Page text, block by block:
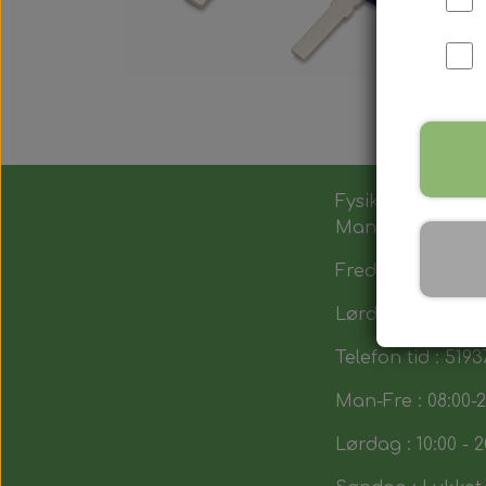
Fysik butik :
Man-Tors : 12:00
Fredag : 14:00 -
Lørdag : 10:00-
Telefon tid :
Man-Fre : 08:00-
Lørdag : 10:00 -